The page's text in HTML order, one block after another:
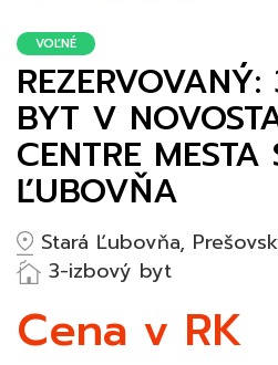
VOĽNÉ
BYT V
CENTRE MESTA
ĽUBOVŇA
Stará Ľubovňa,
3-izbový byt
Cena v RK